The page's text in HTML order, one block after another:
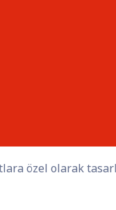
özel olarak